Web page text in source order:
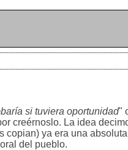
si tuviera oportunidad"
creérnoslo. La idea
ya era una
del pueblo.